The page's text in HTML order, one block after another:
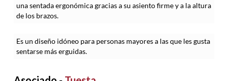
una sentada ergonómica gracias a su asiento firme y a la altura
de los brazos.
Es un diseño idóneo para personas mayores a las que les gusta
sentarse más erguidas.